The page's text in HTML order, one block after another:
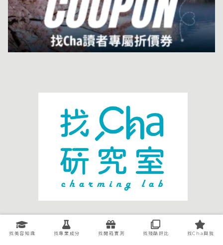
關於我們
廣告洽談
聯絡我們
智慧財產權處理
找美容知識 找專業成分 找開箱實測 找殘酷評比 找Cha與我